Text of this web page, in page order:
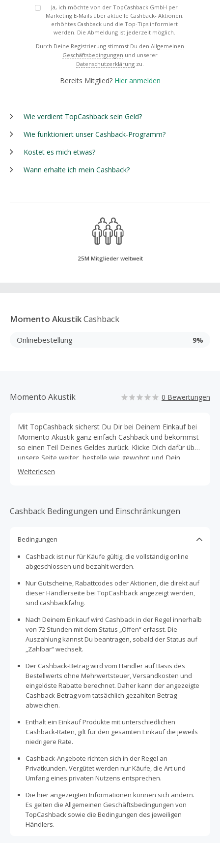
Ja, ich möchte von der TopCashback GmbH per
Marketing E-Mails über aktuelle Cashback- Aktionen,
erhöhtes Cashback und die Top-Tips informiert
werden. Die Abmeldung ist jederzeit möglich.
Durch Deine Registrierung stimmst Du den Allgemeinen
Geschäftsbedingungen und unserer
Datenschutzerklärung zu.
Bereits Mitglied? Hier anmelden
Wie verdient TopCashback sein Geld?
Wie funktioniert unser Cashback-Programm?
Kostet es mich etwas?
Wann erhalte ich mein Cashback?
25M Mitglieder weltweit
Momento AkustikCashback
Onlinebestellung 9%
Momento Akustik 0 Bewertungen
Mit TopCashback sicherst Du Dir bei Deinem Einkauf bei
Momento Akustik ganz einfach Cashback und bekommst
so einen Teil Deines Geldes zurück. Klicke Dich dafür über
unsere Seite weiter, bestelle wie gewohnt und Dein
Cashback wird automatisch erfasst – ohne zusätzlichen
Aufwand. Momento Akustik bietet hochwertige Lösungen
moderne Akustikpaneele, Wandverkleidungen und
von Hall, zur Verbesserung der Sprachverständlichkeit
verbinden Funktionalität mit ansprechendem Design.
Neben der hohen Produktqualität punktet Momento
Akustik mit individuellen Gestaltungsmöglichkeiten und
einer einfachen Integration in verschiedene
Raumkonzepte. Häufig stehen verschiedene Farben,
Lösungen flexibel an Deine Bedürfnisse anpassen lassen.
Cashback lässt sich dabei oft zusätzlich mit Aktionen oder
Angeboten kombinieren. Sichere Dir jetzt Cashback und
verbessere Deine Raumakustik mit Momento Akustik –
und spare dabei bei jedem Einkauf.
Weiterlesen
Cashback Bedingungen und Einschränkungen
Bedingungen
Cashback ist nur für Käufe gültig, die vollständig online
abgeschlossen und bezahlt werden.
Nur Gutscheine, Rabattcodes oder Aktionen, die direkt auf
dieser Händlerseite bei TopCashback angezeigt werden,
sind cashbackfähig.
Nach Deinem Einkauf wird Cashback in der Regel innerhalb
von 72 Stunden mit dem Status „Offen“ erfasst. Die
Auszahlung kannst Du beantragen, sobald der Status auf
„Zahlbar“ wechselt.
Der Cashback-Betrag wird vom Händler auf Basis des
Bestellwerts ohne Mehrwertsteuer, Versandkosten und
eingelöste Rabatte berechnet. Daher kann der angezeigte
Cashback-Betrag vom tatsächlich gezahlten Betrag
abweichen.
Enthält ein Einkauf Produkte mit unterschiedlichen
Cashback-Raten, gilt für den gesamten Einkauf die jeweils
niedrigere Rate.
Cashback-Angebote richten sich in der Regel an
Privatkunden. Vergütet werden nur Käufe, die Art und
Umfang eines privaten Nutzens entsprechen.
Die hier angezeigten Informationen können sich ändern.
Es gelten die Allgemeinen Geschäftsbedingungen von
TopCashback sowie die Bedingungen des jeweiligen
Händlers.